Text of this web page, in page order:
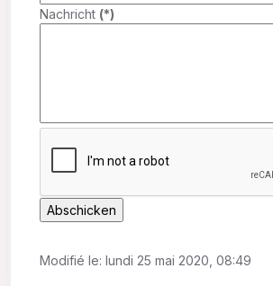
Nachricht (*)
Modifié le: lundi 25 mai 2020, 08:49